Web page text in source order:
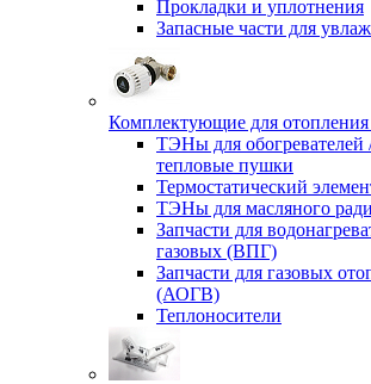
Прокладки и уплотнения
Запасные части для
Комплектующие для
ТЭНы для обогревателей
тепловые пушки
Термостатический
ТЭНы для масляного
Запчасти для
газовых (ВПГ)
Запчасти для газовых
(АОГВ)
Теплоносители